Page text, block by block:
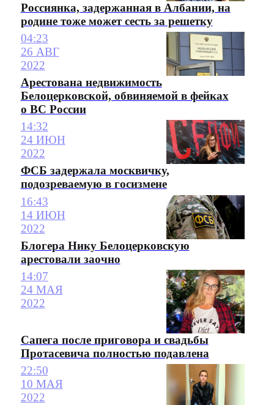
Россиянка, задержанная в Албании, на
родине тоже может сесть за решетку
04:23
26 АВГ
2022
Арестована недвижимость
Белоцерковской, обвиняемой в фейках
о ВС России
14:32
24 ИЮН
2022
ФСБ задержала москвичку,
подозреваемую в госизмене
16:43
14 ИЮН
2022
Блогера Нику Белоцерковскую
арестовали заочно
14:07
24 МАЯ
2022
Сапега после приговора и свадьбы
Протасевича полностью подавлена
22:50
10 МАЯ
2022